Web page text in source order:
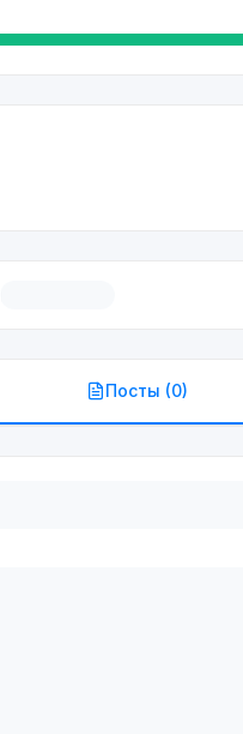
Посты (0)